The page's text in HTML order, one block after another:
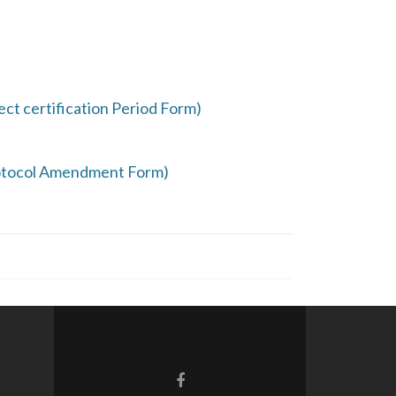
certification Period Form)
Amendment Form)
Facebook